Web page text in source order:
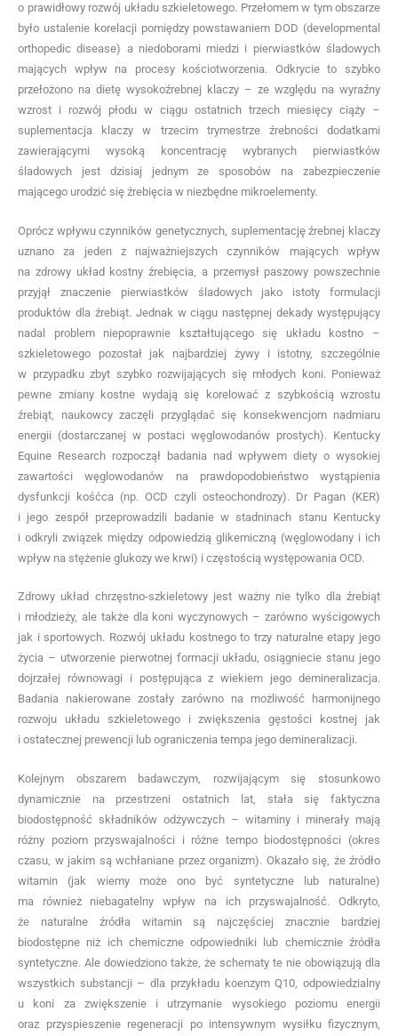
o prawidłowy rozwój układu szkieletowego. Przełomem w tym obszarze
było ustalenie korelacji pomiędzy powstawaniem DOD (developmental
orthopedic disease) a niedoborami miedzi i pierwiastków śladowych
mających wpływ na procesy kościotworzenia. Odkrycie to szybko
przełożono na dietę wysokoźrebnej klaczy – ze względu na wyraźny
wzrost i rozwój płodu w ciągu ostatnich trzech miesięcy ciąży –
suplementacja klaczy w trzecim trymestrze źrebności dodatkami
zawierającymi wysoką koncentrację wybranych pierwiastków
śladowych jest dzisiaj jednym ze sposobów na zabezpieczenie
mającego urodzić się źrebięcia w niezbędne mikroelementy.
Oprócz wpływu czynników genetycznych, suplementację źrebnej klaczy
uznano za jeden z najważniejszych czynników mających wpływ
na zdrowy układ kostny źrebięcia, a przemysł paszowy powszechnie
przyjął znaczenie pierwiastków śladowych jako istoty formulacji
produktów dla źrebiąt. Jednak w ciągu następnej dekady występujący
nadal problem niepoprawnie kształtującego się układu kostno –
szkieletowego pozostał jak najbardziej żywy i istotny, szczególnie
w przypadku zbyt szybko rozwijających się młodych koni. Ponieważ
pewne zmiany kostne wydają się korelować z szybkością wzrostu
źrebiąt, naukowcy zaczęli przyglądać się konsekwencjom nadmiaru
energii (dostarczanej w postaci węglowodanów prostych). Kentucky
Equine Research rozpoczął badania nad wpływem diety o wysokiej
zawartości węglowodanów na prawdopodobieństwo wystąpienia
dysfunkcji kośćca (np. OCD czyli osteochondrozy). Dr Pagan (KER)
i jego zespół przeprowadzili badanie w stadninach stanu Kentucky
i odkryli związek między odpowiedzią glikemiczną (węglowodany i ich
wpływ na stężenie glukozy we krwi) i częstością występowania OCD.
Zdrowy układ chrzęstno-szkieletowy jest ważny nie tylko dla źrebiąt
i młodzieży, ale także dla koni wyczynowych – zarówno wyścigowych
jak i sportowych. Rozwój układu kostnego to trzy naturalne etapy jego
życia – utworzenie pierwotnej formacji układu, osiągniecie stanu jego
dojrzałej równowagi i postępująca z wiekiem jego demineralizacja.
Badania nakierowane zostały zarówno na możliwość harmonijnego
rozwoju układu szkieletowego i zwiększenia gęstości kostnej jak
i ostatecznej prewencji lub ograniczenia tempa jego demineralizacji.
Kolejnym obszarem badawczym, rozwijającym się stosunkowo
dynamicznie na przestrzeni ostatnich lat, stała się faktyczna
biodostępność składników odżywczych – witaminy i minerały mają
różny poziom przyswajalności i różne tempo biodostępności (okres
czasu, w jakim są wchłaniane przez organizm). Okazało się, że źródło
witamin (jak wiemy może ono być syntetyczne lub naturalne)
ma również niebagatelny wpływ na ich przyswajalność. Odkryto,
że naturalne źródła witamin są najczęściej znacznie bardziej
biodostępne niż ich chemiczne odpowiedniki lub chemicznie źródła
syntetyczne. Ale dowiedziono także, że schematy te nie obowiązują dla
wszystkich substancji – dla przykładu koenzym Q10, odpowiedzialny
u koni za zwiększenie i utrzymanie wysokiego poziomu energii
oraz przyspieszenie regeneracji po intensywnym wysiłku fizycznym,